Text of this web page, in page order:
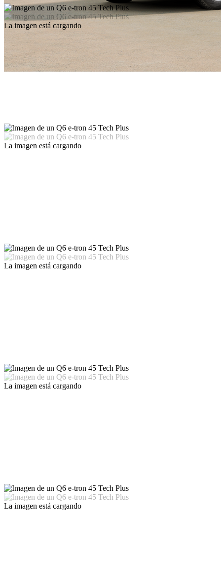
La imagen está cargando
La imagen está cargando
La imagen está cargando
La imagen está cargando
La imagen está cargando